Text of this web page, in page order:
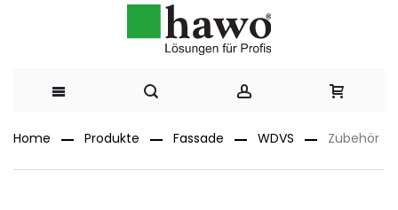
Home Produkte Fassade WDVS Zubehör